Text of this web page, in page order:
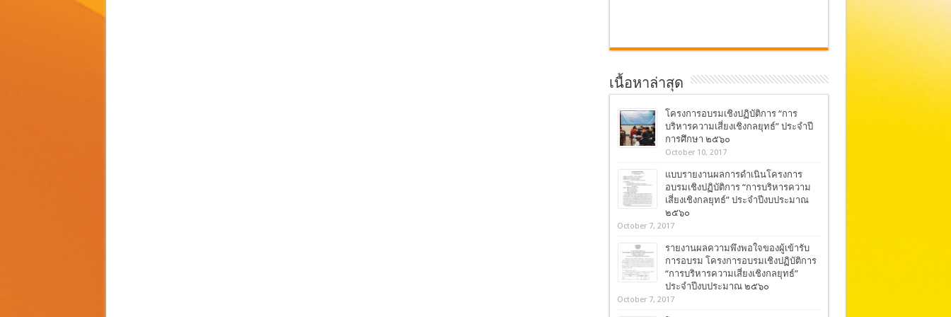
เนื้อหาล่าสุด
โครงการอบรมเชิงปฏิบัติการ “การ
บริหารความเสี่ยงเชิงกลยุทธ์” ประจำปี
การศึกษา ๒๕๖๐
October 10, 2017
แบบรายงานผลการดำเนินโครงการ
อบรมเชิงปฏิบัติการ “การบริหารความ
เสี่ยงเชิงกลยุทธ์” ประจำปีงบประมาณ
๒๕๖๐
October 7, 2017
รายงานผลความพึงพอใจของผู้เข้ารับ
การอบรม โครงการอบรมเชิงปฏิบัติการ
“การบริหารความเสี่ยงเชิงกลยุทธ์”
ประจำปีงบประมาณ ๒๕๖๐
October 7, 2017